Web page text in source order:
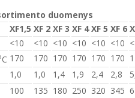
duomenys
XF1,5 XF 2 XF 3 XF 4 XF 5 XF 6
<10 <10 <10 <10 <10 <10
C 170 170 170 170 170 170
1,0 1,0 1,4 1,9 2,4 2,8
100 135 180 250 320 345